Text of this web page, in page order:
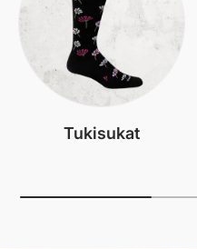
Tukisukat